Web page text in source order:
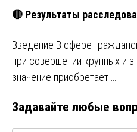
🔴 Результаты
Введение В сфере
при совершении крупных и
значение приобретает …
Задавайте любые